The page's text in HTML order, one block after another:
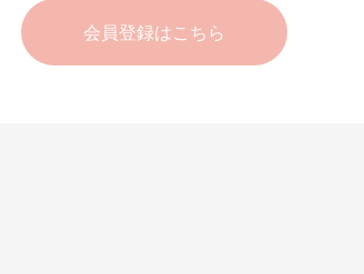
会員登録はこちら